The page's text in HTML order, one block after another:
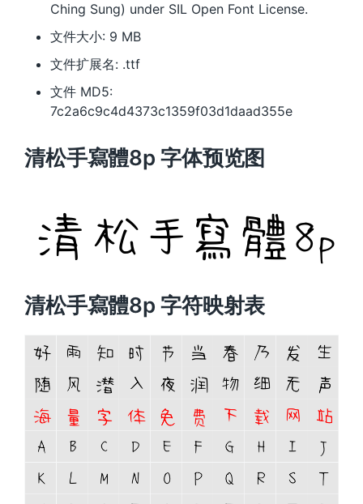
Ching Sung) under SIL Open Font License.
文件大小: 9 MB
文件扩展名: .ttf
文件 MD5:
7c2a6c9c4d4373c1359f03d1daad355e
清松手寫體8p 字体预览图
清松手寫體8p 字符映射表